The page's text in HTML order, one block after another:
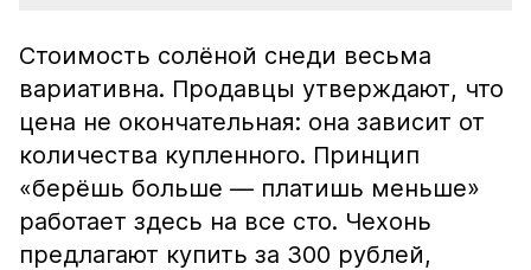
Стоимость солёной снеди весьма
вариативна. Продавцы утверждают, что
цена не окончательная: она зависит от
количества купленного. Принцип
«берёшь больше — платишь меньше»
работает здесь на все сто. Чехонь
предлагают купить за 300 рублей,